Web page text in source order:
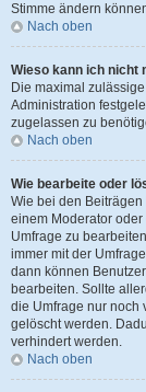
Stimme ändern
Nach oben
Wieso kann ich nicht
Die maximal
Administration
zugelassen zu
Nach oben
Wie bearbeite oder
Wie bei den
einem Moderator
Umfrage zu
immer mit der
dann können
bearbeiten. Sollte
die Umfrage nur noch
gelöscht werden.
verhindert werden.
Nach oben